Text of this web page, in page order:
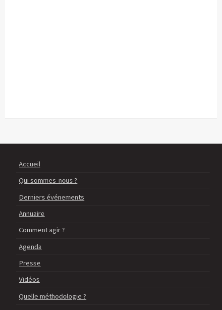
Accueil
Qui sommes-nous ?
Derniers événements
Annuaire
Comment agir ?
Agenda
Presse
Vidéos
Quelle méthodologie ?